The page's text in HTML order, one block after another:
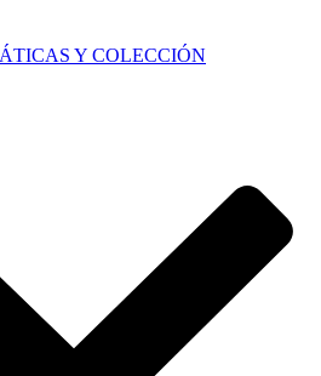
Y COLECCIÓN